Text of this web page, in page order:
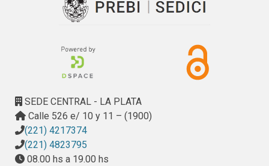
SEDE CENTRAL - LA PLATA
Calle 526 e/ 10 y 11 – (1900)
(221) 4217374
(221) 4823795
08.00 hs a 19.00 hs